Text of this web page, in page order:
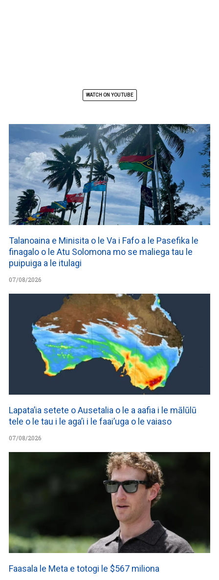
WATCH ON YOUTUBE
Talanoaina e Minisita o le Va i Fafo a le Pasefika le
finagalo o le Atu Solomona mo se maliega tau le
puipuiga a le itulagi
07/08/2026
Lapata’ia setete o Ausetalia o le a aafia i le mālūlū
tele o le tau i le aga’i i le faai’uga o le vaiaso
07/08/2026
Faasala le Meta e totogi le $567 miliona